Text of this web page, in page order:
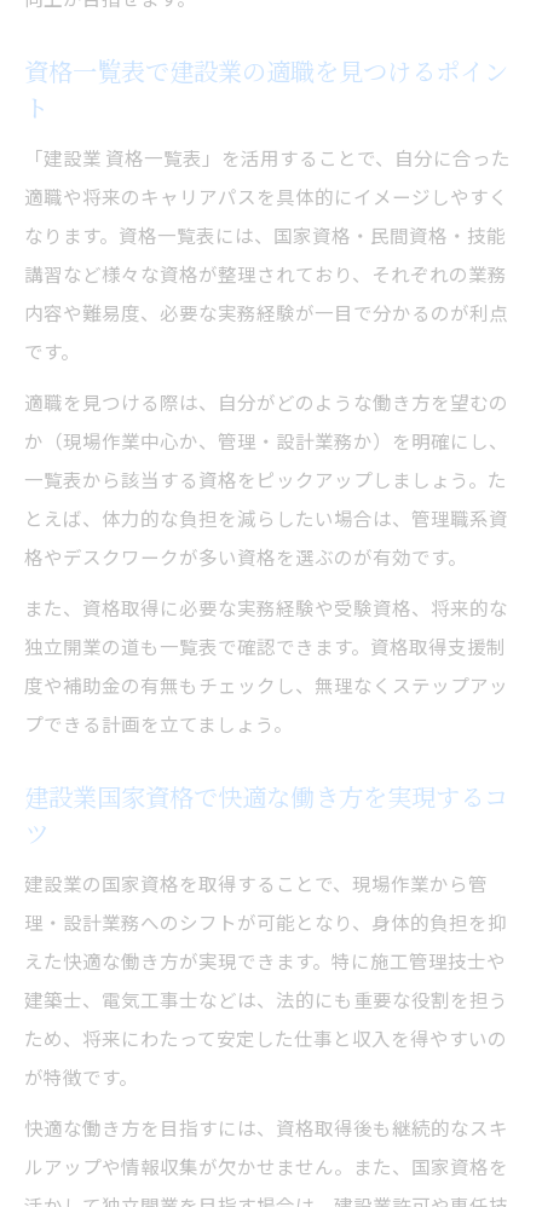
資格一覧表で建設業の適職を見つけるポイン
ト
「建設業 資格一覧表」を活用することで、自分に合った
適職や将来のキャリアパスを具体的にイメージしやすく
なります。資格一覧表には、国家資格・民間資格・技能
講習など様々な資格が整理されており、それぞれの業務
内容や難易度、必要な実務経験が一目で分かるのが利点
です。
適職を見つける際は、自分がどのような働き方を望むの
か（現場作業中心か、管理・設計業務か）を明確にし、
一覧表から該当する資格をピックアップしましょう。た
とえば、体力的な負担を減らしたい場合は、管理職系資
格やデスクワークが多い資格を選ぶのが有効です。
また、資格取得に必要な実務経験や受験資格、将来的な
独立開業の道も一覧表で確認できます。資格取得支援制
度や補助金の有無もチェックし、無理なくステップアッ
プできる計画を立てましょう。
建設業国家資格で快適な働き方を実現するコ
ツ
建設業の国家資格を取得することで、現場作業から管
理・設計業務へのシフトが可能となり、身体的負担を抑
えた快適な働き方が実現できます。特に施工管理技士や
建築士、電気工事士などは、法的にも重要な役割を担う
ため、将来にわたって安定した仕事と収入を得やすいの
が特徴です。
快適な働き方を目指すには、資格取得後も継続的なスキ
ルアップや情報収集が欠かせません。また、国家資格を